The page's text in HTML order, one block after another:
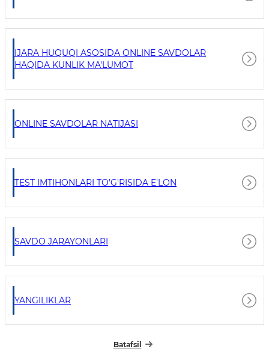
IJARA HUQUQI ASOSIDA ONLINE SAVDOLAR
HAQIDA KUNLIK MA'LUMOT
ONLINE SAVDOLAR NATIJASI
TEST IMTIHONLARI TO'G'RISIDA E'LON
SAVDO JARAYONLARI
YANGILIKLAR
Batafsil